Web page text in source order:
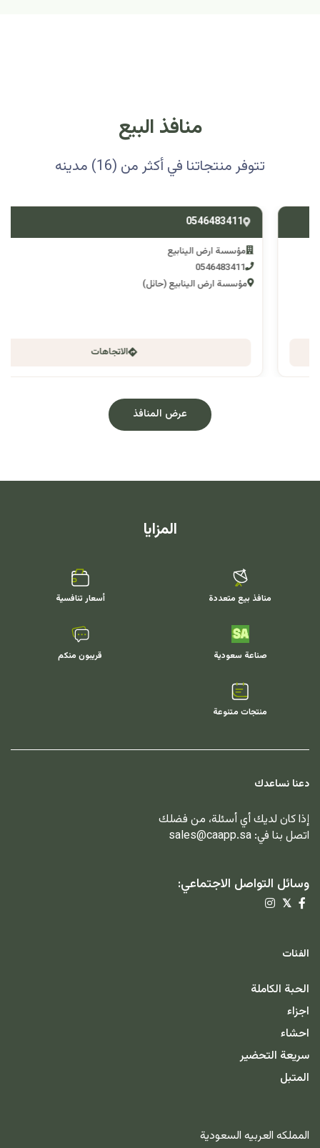
منافذ البيع
تتوفر منتجاتنا في أكثر من (16) مدينه
0546483411
مؤسسة ارض الينابيع
0546483411
مؤسسة ارض الينابيع (حائل)
الاتجاهات
عرض المنافذ
المزايا
منافذ بيع متعددة أسعار تنافسية
صناعة سعودية قريبون منكم
منتجات متنوعة
دعنا نساعدك
إذا كان لديك أي أسئلة، من فضلك
اتصل بنا في: sales@caapp.sa
وسائل التواصل الاجتماعي:
𝕏
الفئات
الحبة الكاملة
اجزاء
احشاء
سريعة التحضير
المتبل
المملكه العربيه السعودية